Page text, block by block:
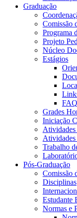
Graduação
Comissão
Programa
Projeto
Núcleo
Estágios
Grades
Iniciação
Atividades
Atividades
Trabalho
Pós-Graduação
Comissão
Disciplinas
Estudante
Normas e